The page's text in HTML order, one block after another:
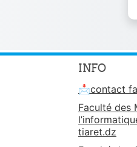
INFO
📩contact
Faculté des
tiaret.dz